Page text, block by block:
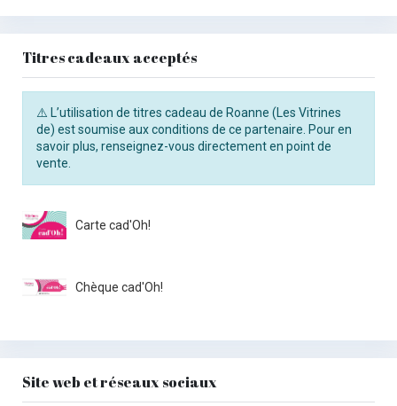
Titres cadeaux acceptés
⚠️ L’utilisation de titres cadeau de Roanne (Les Vitrines
de) est soumise aux conditions de ce partenaire. Pour en
savoir plus, renseignez-vous directement en point de
vente.
Carte cad'Oh!
Chèque cad'Oh!
Site web et réseaux sociaux